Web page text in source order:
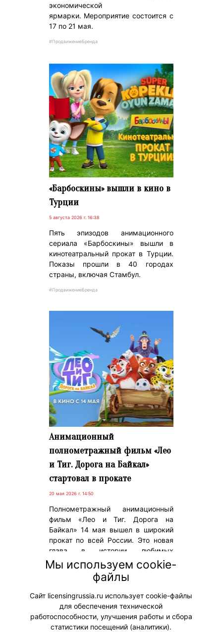
экономической
ярмарки. Мероприятие состоится с
17 по 21 мая.
#ПродвижениеБренда
«Барбоскины» вышли в кино в
Турции
5 августа 2026 г. 16:38
Пять эпизодов анимационного
сериала «Барбоскины» вышли в
кинотеатральный прокат в Турции.
Показы прошли в 40 городах
страны, включая Стамбул.
#ПродвижениеБренда
Анимационный
полнометражный фильм «Лео
и Тиг. Дорога на Байкал»
стартовал в прокате
20 мая 2026 г. 14:50
Полнометражный анимационный
фильм «Лео и Тиг. Дорога на
Байкал» 14 мая вышел в широкий
прокат по всей России. Это новая
глава в истории любимых
персонажей, знакомых многим
зрителям с детства. В полном
метре все стало гораздо
масштабнее!
#ПродвижениеБренда #Кинопрокат
Мы используем cookie-
файлы
Сайт licensingrussia.ru использует cookie-файлы
для обеспечения технической
работоспособности, улучшения работы и сбора
статистики посещений (аналитики).